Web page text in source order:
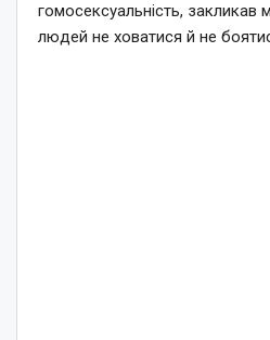
гомосексуальність, закликав
людей не ховатися й не